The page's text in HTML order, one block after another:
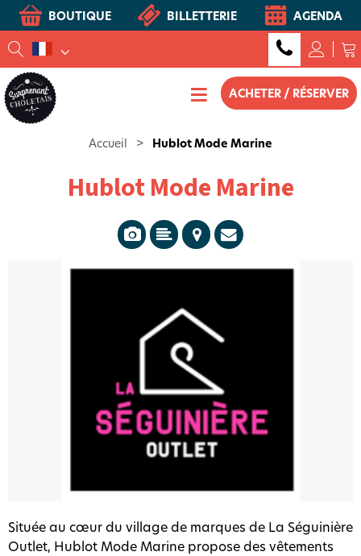
BOUTIQUE BILLETTERIE AGENDA
ACHETER / RÉSERVER
Accueil > Hublot Mode Marine
Hublot Mode Marine
Située au cœur du village de marques de La Séguinière
Outlet, Hublot Mode Marine propose des vêtements